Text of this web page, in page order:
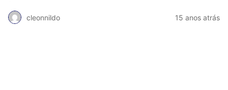
cleonnildo 15 anos atrás